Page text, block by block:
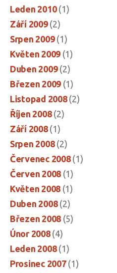
Leden 2010(1)
Září 2009(2)
Srpen 2009(1)
Květen 2009 (1)
Duben 2009(2)
Březen 2009 (1)
Listopad 2008(2)
Říjen 2008(2)
Září 2008(1)
Srpen 2008(2)
Červenec 2008(1)
Červen 2008 (1)
Květen 2008 (1)
Duben 2008(2)
Březen 2008 (5)
Únor 2008(4)
Leden 2008(1)
Prosinec 2007(1)